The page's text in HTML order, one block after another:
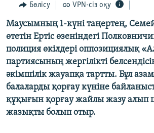
АРНАЙЫ ЖОБАЛАР
Русский
ЖАЗЫЛЫҢЫЗ
Басқа тілдерде
Бөлісу VPN-сіз оқу
Маусымның 1-күні таңертең,
өтетін Ертіс өзеніндегі
полиция өкілдері оппозициялық
партиясының жергілікті
әкімшілік жауапқа тартты. Бұл
балаларды қорғау күніне
құқығын қорғау жайлы жазу
жазықты болып отыр.